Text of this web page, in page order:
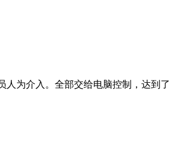
人为介入。全部交给电脑控制，达到了